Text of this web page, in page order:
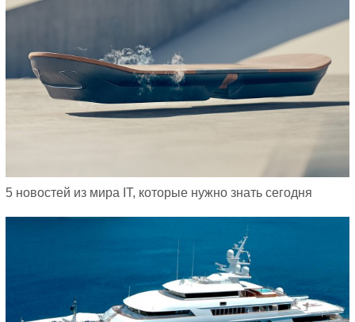
5 новостей из мира IT, которые нужно знать сегодня